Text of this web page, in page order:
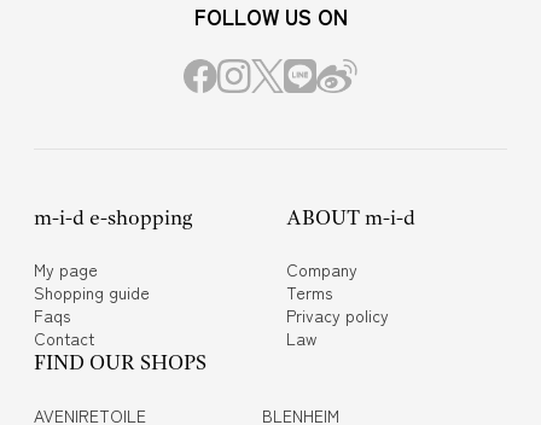
FOLLOW US ON
m-i-d e-shopping
My page
Shopping guide
Faqs
Contact
ABOUT m-i-d
Company
Terms
Privacy policy
Law
FIND OUR SHOPS
AVENIRETOILE BLENHEIM